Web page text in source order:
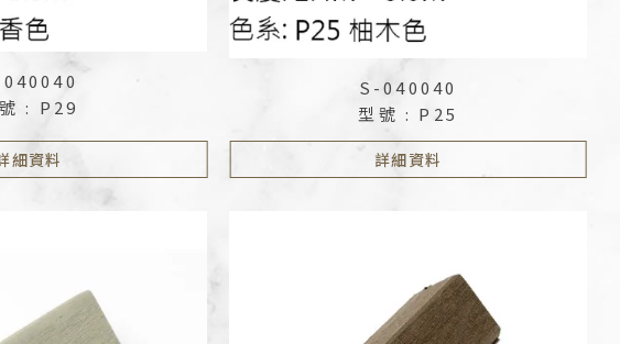
: P29
細資料
S-040040
型號 : P25
詳細資料